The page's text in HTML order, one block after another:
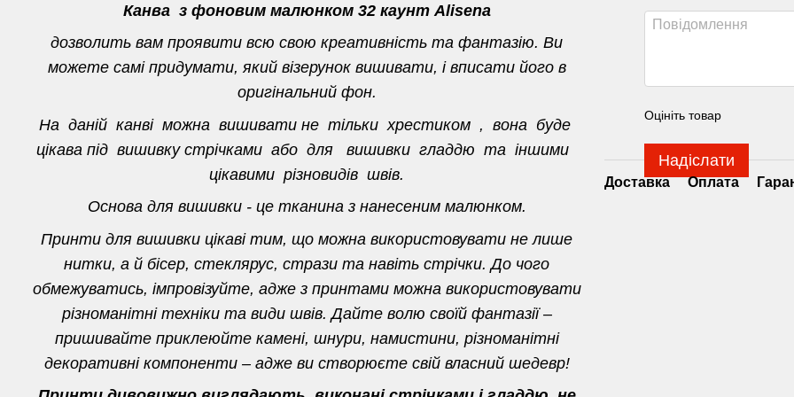
Канва з фоновим малюнком 32 каунт Alisena
дозволить вам проявити всю свою креативність та фантазію. Ви
можете самі придумати, який візерунок вишивати, і вписати його в
оригінальний фон.
На даній канві можна вишивати не тільки хрестиком , вона буде
цікава під вишивку стрічками або для вишивки гладдю та іншими
цікавими різновидів швів.
Основа для вишивки - це тканина з нанесеним малюнком.
Принти для вишивки цікаві тим, що можна використовувати не лише
нитки, а й бісер, стеклярус, стрази та навіть стрічки. До чого
обмежуватись, імпровізуйте, адже з принтами можна використовувати
різноманітні техніки та види швів. Дайте волю своїй фантазії –
пришивайте приклеюйте камені, шнури, намистини, різноманітні
декоративні компоненти – адже ви створюєте свій власний шедевр!
Оцініть товар
Надіслати
Доставка Оплата